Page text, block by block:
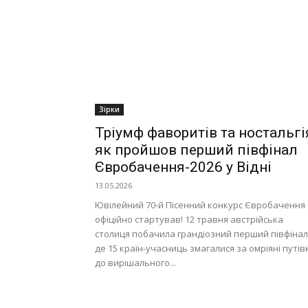
Зірки
Тріумф фаворитів та
як пройшов перший півфінал
Євробачення-2026 у Відні
13.05.2026
Ювілейний 70-й Пісенний конкурс Євробачення
офіційно стартував! 12 травня австрійська
столиця побачила грандіозний перший
де 15 країн-учасниць змагалися за омріяні
до вирішального...